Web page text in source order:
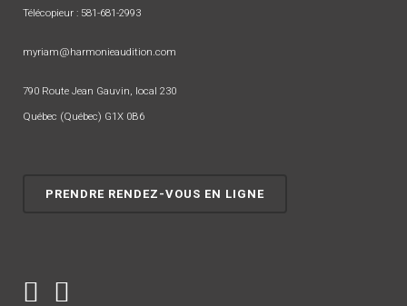
Télécopieur : 581-681-2993
myriam@harmonieaudition.com
790 Route Jean Gauvin, local 230
Québec (Québec) G1X 0B6
PRENDRE RENDEZ-VOUS EN LIGNE